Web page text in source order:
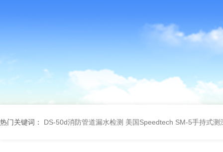
热门关键词： DS-50d消防管道漏水检测 美国Speedtech SM-5手持式测